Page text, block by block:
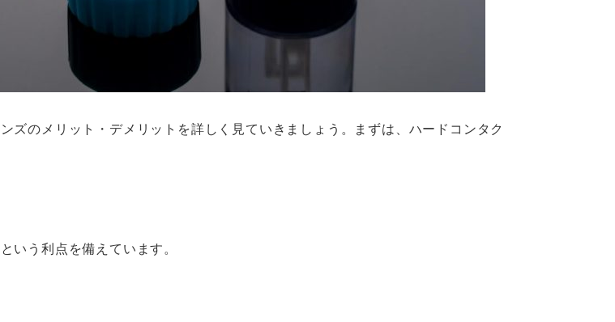
ズのメリット・デメリットを詳しく見ていきましょう。まずは、ハードコンタク
いう利点を備えています。